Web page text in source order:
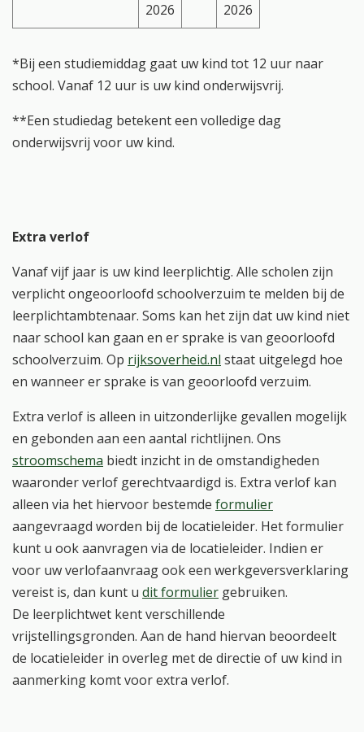
2026
2026
*Bij een studiemiddag gaat uw kind tot 12 uur naar
school. Vanaf 12 uur is uw kind onderwijsvrij.
**Een studiedag betekent een volledige dag
onderwijsvrij voor uw kind.
Extra verlof
Vanaf vijf jaar is uw kind leerplichtig. Alle scholen zijn
verplicht ongeoorloofd schoolverzuim te melden bij de
leerplichtambtenaar. Soms kan het zijn dat uw kind niet
naar school kan gaan en er sprake is van geoorloofd
schoolverzuim. Op rijksoverheid.nl staat uitgelegd hoe
en wanneer er sprake is van geoorloofd verzuim.
Extra verlof is alleen in uitzonderlijke gevallen mogelijk
en gebonden aan een aantal richtlijnen. Ons
stroomschema biedt inzicht in de omstandigheden
waaronder verlof gerechtvaardigd is. Extra verlof kan
alleen via het hiervoor bestemde formulier
aangevraagd worden bij de locatieleider. Het formulier
kunt u ook aanvragen via de locatieleider. Indien er
voor uw verlofaanvraag ook een werkgeversverklaring
vereist is, dan kunt u dit formulier gebruiken.
De leerplichtwet kent verschillende
vrijstellingsgronden. Aan de hand hiervan beoordeelt
de locatieleider in overleg met de directie of uw kind in
aanmerking komt voor extra verlof.